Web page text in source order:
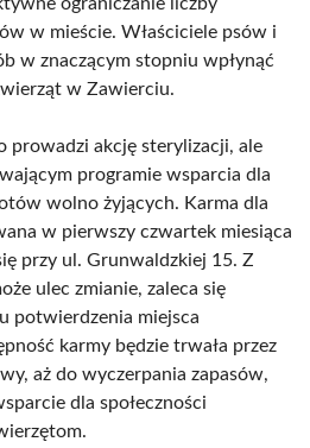
w mieście. Właściciele psów i
w znaczącym stopniu wpłynąć
w Zawierciu.
prowadzi akcję sterylizacji, ale
programie wsparcia dla
wolno żyjących. Karma dla
w pierwszy czwartek miesiąca
przy ul. Grunwaldzkiej 15. Z
ulec zmianie, zaleca się
potwierdzenia miejsca
karmy będzie trwała przez
aż do wyczerpania zapasów,
dla społeczności